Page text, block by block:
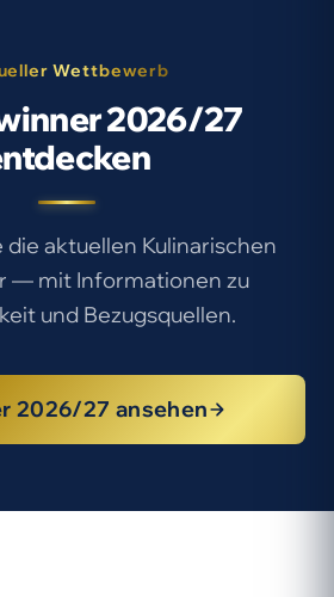
Wettbewerb
2026/27
die aktuellen Kulinarischen
— mit Informationen zu
und Bezugsquellen.
2026/27 ansehen